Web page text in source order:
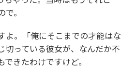
。
よ。「俺にそこまでの才能はな
切っている彼女が、なんだか不
きたわけですけど。